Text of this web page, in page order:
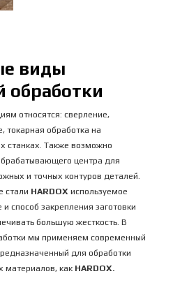
виды
обработки
относятся: сверление,
токарная обработка на
станках. Также возможно
центра для
и точных контуров деталей.
стали HARDOX используемое
способ закрепления заготовки
большую жесткость. В
мы применяем современный
для обработки
материалов, как HARDOX.